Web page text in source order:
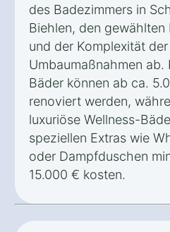
des Badezimmers in
Biehlen, den gewählten
und der Komplexität der
Umbaumaßnahmen ab.
Bäder können ab ca.
renoviert werden,
luxuriöse Wellness-
speziellen Extras wie
oder Dampfduschen
15.000 € kosten.